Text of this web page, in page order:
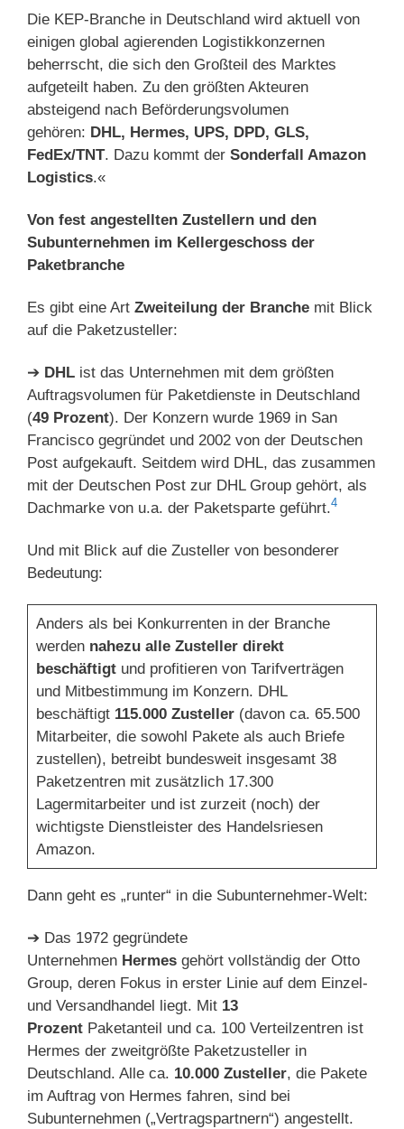
Die KEP-Branche in Deutschland wird aktuell von
einigen global agierenden Logistikkonzernen
beherrscht, die sich den Großteil des Marktes
aufgeteilt haben. Zu den größten Akteuren
absteigend nach Beförderungsvolumen
gehören: DHL, Hermes, UPS, DPD, GLS,
FedEx/TNT. Dazu kommt der Sonderfall Amazon
Logistics.«
Von fest angestellten Zustellern und den
Subunternehmen im Kellergeschoss der
Paketbranche
Es gibt eine Art Zweiteilung der Branche mit Blick
auf die Paketzusteller:
➔ DHL ist das Unternehmen mit dem größten
Auftragsvolumen für Paketdienste in Deutschland
(49 Prozent). Der Konzern wurde 1969 in San
Francisco gegründet und 2002 von der Deutschen
Post aufgekauft. Seitdem wird DHL, das zusammen
mit der Deutschen Post zur DHL Group gehört, als
Dachmarke von u.a. der Paketsparte geführt.4
Und mit Blick auf die Zusteller von besonderer
Bedeutung:
Anders als bei Konkurrenten in der Branche
werden nahezu alle Zusteller direkt
beschäftigtund profitieren von Tarifverträgen
und Mitbestimmung im Konzern. DHL
beschäftigt 115.000 Zusteller(davon ca. 65.500
Mitarbeiter, die sowohl Pakete als auch Briefe
zustellen), betreibt bundesweit insgesamt 38
Paketzentren mit zusätzlich 17.300
Lagermitarbeiter und ist zurzeit (noch) der
wichtigste Dienstleister des Handelsriesen
Amazon.
Dann geht es „runter“ in die Subunternehmer-Welt:
➔ Das 1972 gegründete
Unternehmen Hermes gehört vollständig der Otto
Group, deren Fokus in erster Linie auf dem Einzel-
und Versandhandel liegt. Mit 13
Prozent Paketanteil und ca. 100 Verteilzentren ist
Hermes der zweitgrößte Paketzusteller in
Deutschland. Alle ca. 10.000 Zusteller, die Pakete
im Auftrag von Hermes fahren, sind bei
Subunternehmen („Vertragspartnern“) angestellt.